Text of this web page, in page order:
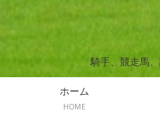
騎手、競走馬
ホーム
HOME